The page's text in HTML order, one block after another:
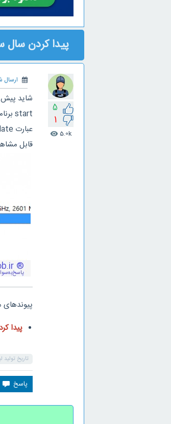
پیدا کردن
5
1
5.0k
visibility
ارسال
شاید پیش
قابل
پیوندهای
پیدا
تاریخ تولید